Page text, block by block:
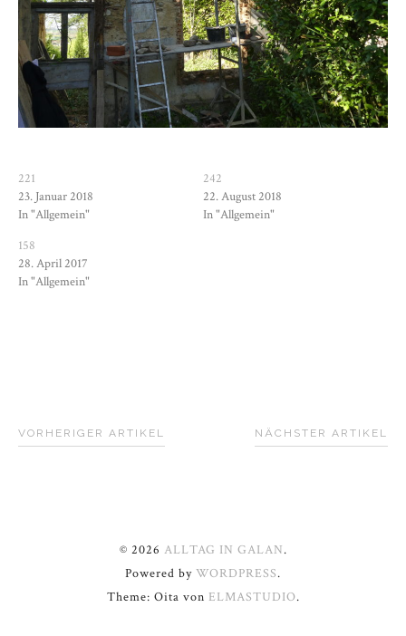
221
23. Januar 2018
In "Allgemein"
242
22. August 2018
In "Allgemein"
158
28. April 2017
In "Allgemein"
NÄCHSTER ARTIKEL
VORHERIGER ARTIKEL
© 2026 ALLTAG IN GALAN.
Powered by WORDPRESS.
Theme: Oita von ELMASTUDIO.